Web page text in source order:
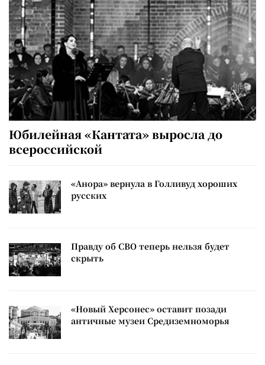
Юбилейная «Кантата» выросла до
всероссийской
«Анора» вернула в Голливуд хороших
русских
Правду об СВО теперь нельзя будет
скрыть
«Новый Херсонес» оставит позади
античные музеи Средиземноморья